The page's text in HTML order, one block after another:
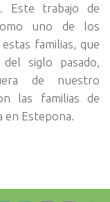
Este trabajo de
uno de los
familias, que
siglo pasado,
de nuestro
las familias de
en Estepona.